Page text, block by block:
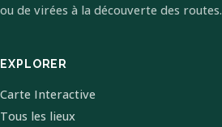
ou de virées à la découverte des routes.
EXPLORER
Carte Interactive
Tous les lieux